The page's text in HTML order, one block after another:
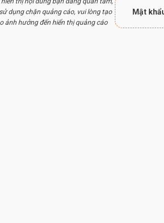
dụng chặn quảng cáo, vui lòng tạo
ảnh hưởng đến hiển thị quảng cáo
Mật